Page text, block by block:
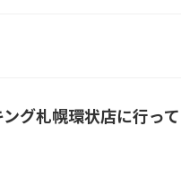
ング札幌環状店に行って